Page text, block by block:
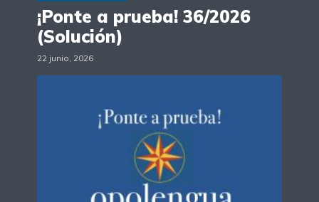
¡Ponte a prueba! 36/2026
(Solución)
22 junio, 2026